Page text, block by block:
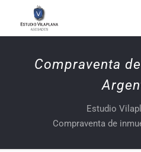
Compraventa
Estudio
Compraventa de